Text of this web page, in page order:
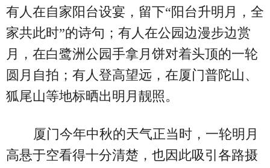
有人在自家阳台设宴，留下“阳台升明月，全
家共此时”的诗句；有人在公园边漫步边赏
月，在白鹭洲公园手拿月饼对着头顶的一轮
圆月自拍；有人登高望远，在厦门普陀山、
狐尾山等地标晒出明月靓照。
厦门今年中秋的天气正当时，一轮明月
高悬于空看得十分清楚，也因此吸引各路摄